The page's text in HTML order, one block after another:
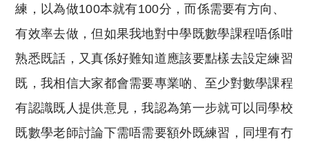
練，以為做100本就有100分，而係需要有方向、
有效率去做，但如果我地對中學既數學課程唔係咁
熟悉既話，又真係好難知道應該要點樣去設定練習
既，我相信大家都會需要專業啲、至少對數學課程
有認識既人提供意見，我認為第一步就可以同學校
既數學老師討論下需唔需要額外既練習，同埋有冇